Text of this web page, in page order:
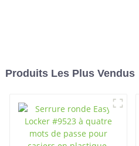
Produits Les Plus Vendus